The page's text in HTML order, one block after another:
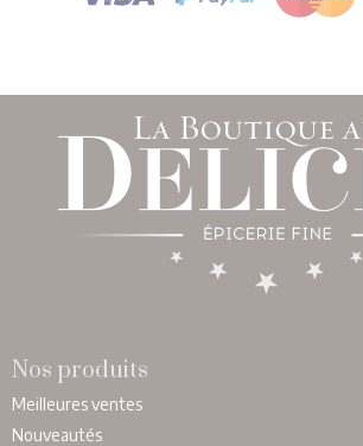
Nos produits
Meilleures ventes
Nouveautés